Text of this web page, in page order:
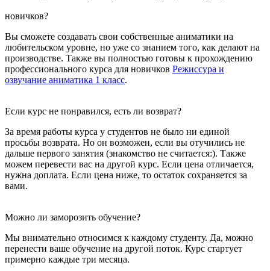
новичков?
Вы сможете создавать свои собственные аниматики на
любительском уровне, но уже со знанием того, как делают на
производстве. Также вы полностью готовы к прохождению
профессионального курса для новичков Режиссура и
озвучание аниматика 1 класс.
Если курс не понравился, есть ли возврат?
За время работы курса у студентов не было ни единой
просьбы возврата. Но он возможен, если вы отучились не
дальше первого занятия (знакомство не считается:). Также
можем перевести вас на другой курс. Если цена отличается,
нужна доплата. Если цена ниже, то остаток сохраняется за
вами.
Можно ли заморозить обучение?
Мы внимательно относимся к каждому студенту. Да, можно
перенести ваше обучение на другой поток. Курс стартует
примерно каждые три месяца.